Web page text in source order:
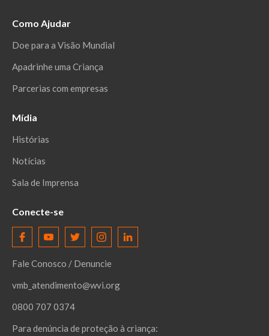
Como Ajudar
Doe para a Visão Mundial
Apadrinhe uma Criança
Parcerias com empresas
Mídia
Histórias
Notícias
Sala de Imprensa
Conecte-se
Fale Conosco / Denuncie
vmb_atendimento@wvi.org
0800 707 0374
Para denúncia de proteção à criança: